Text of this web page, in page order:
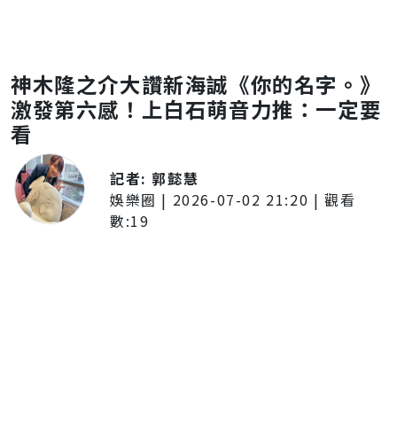
神木隆之介大讚新海誠《你的名字。》
激發第六感！上白石萌音力推：一定要
看
記者:郭懿慧
娛樂圈 | 2026-07-02 21:20 | 觀看
數:19